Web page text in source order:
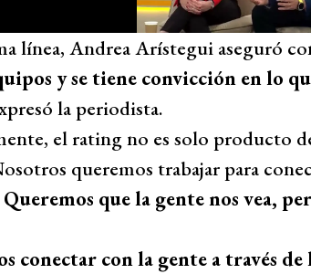
línea, Andrea Arístegui aseguró
y se tiene convicción en lo
la periodista.
el rating no es solo producto
queremos trabajar para
Queremos que la gente nos vea,
conectar con la gente a través